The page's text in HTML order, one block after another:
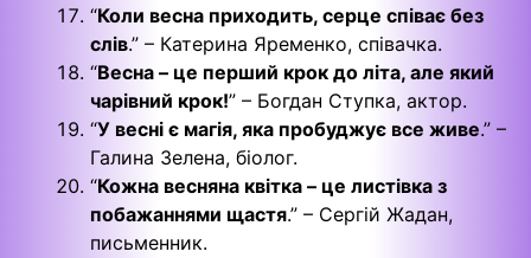
“Коли весна приходить, серце співає без
слів.” – Катерина Яременко, співачка.
“Весна – це перший крок до літа, але який
чарівний крок!” – Богдан Ступка, актор.
“У весні є магія, яка пробуджує все живе.” –
Галина Зелена, біолог.
“Кожна весняна квітка – це листівка з
побажаннями щастя.” – Сергій Жадан,
письменник.